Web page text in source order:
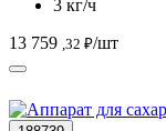
3 кг/ч
13 759 ,32 ₽/шт